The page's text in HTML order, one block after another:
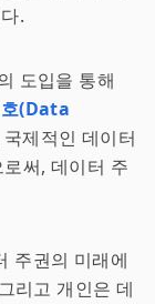
.
도입을 통해
(Data
제적인 데이터
써, 데이터 주
주권의 미래에
리고 개인은 데